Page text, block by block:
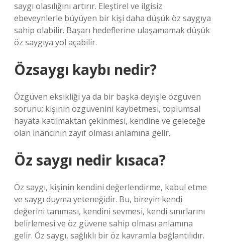
saygı olasılığını artırır. Eleştirel ve ilgisiz
ebeveynlerle büyüyen bir kişi daha düşük öz saygıya
sahip olabilir. Başarı hedeflerine ulaşamamak düşük
öz saygıya yol açabilir.
Özsaygı kaybı nedir?
Özgüven eksikliği ya da bir başka deyişle özgüven
sorunu; kişinin özgüvenini kaybetmesi, toplumsal
hayata katılmaktan çekinmesi, kendine ve geleceğe
olan inancının zayıf olması anlamına gelir.
Öz saygı nedir kısaca?
Öz saygı, kişinin kendini değerlendirme, kabul etme
ve saygı duyma yeteneğidir. Bu, bireyin kendi
değerini tanıması, kendini sevmesi, kendi sınırlarını
belirlemesi ve öz güvene sahip olması anlamına
gelir. Öz saygı, sağlıklı bir öz kavramla bağlantılıdır.